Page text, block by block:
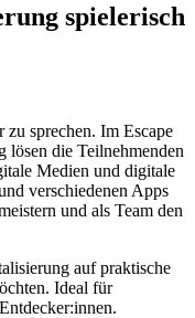
spielerisch
sprechen. Im Escape
lösen die Teilnehmenden
Medien und digitale
verschiedenen Apps
und als Team den
auf praktische
Ideal für